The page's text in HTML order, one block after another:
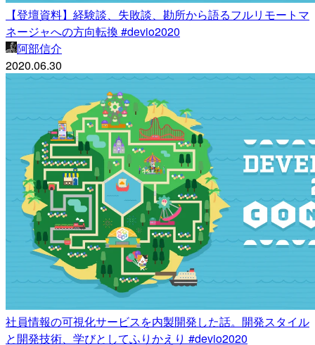
【登壇資料】経験談、失敗談、勘所から語るフルリモートマ
ネージャへの方向転換 #devio2020
阿部信介
2020.06.30
社員情報の可視化サービスを内製開発した話。開発スタイル
と開発技術、学びとしてふりかえり #devio2020